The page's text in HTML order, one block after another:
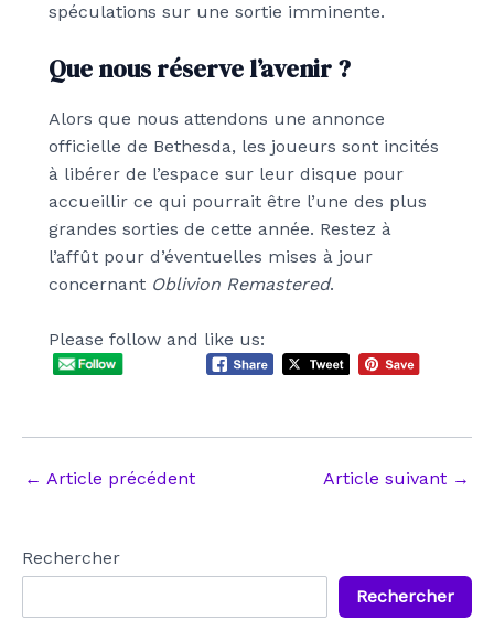
spéculations sur une sortie imminente.
Que nous réserve l’avenir ?
Alors que nous attendons une annonce
officielle de Bethesda, les joueurs sont incités
à libérer de l’espace sur leur disque pour
accueillir ce qui pourrait être l’une des plus
grandes sorties de cette année. Restez à
l’affût pour d’éventuelles mises à jour
concernant Oblivion Remastered.
Please follow and like us:
Navigation
← Article précédent Article suivant →
Rechercher
Rechercher